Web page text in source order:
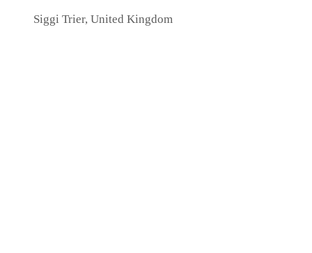
Siggi Trier, United Kingdom